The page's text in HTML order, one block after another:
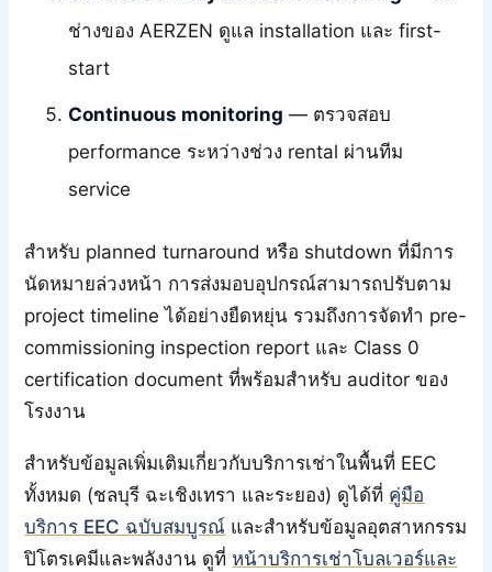
ช่างของ AERZEN ดูแล installation และ first-
start
Continuous monitoring — ตรวจสอบ
performance ระหว่างช่วง rental ผ่านทีม
service
สำหรับ planned turnaround หรือ shutdown ที่มีการ
นัดหมายล่วงหน้า การส่งมอบอุปกรณ์สามารถปรับตาม
project timeline ได้อย่างยืดหยุ่น รวมถึงการจัดทำ pre-
commissioning inspection report และ Class 0
certification document ที่พร้อมสำหรับ auditor ของ
โรงงาน
สำหรับข้อมูลเพิ่มเติมเกี่ยวกับบริการเช่าในพื้นที่ EEC
ทั้งหมด (ชลบุรี ฉะเชิงเทรา และระยอง) ดูได้ที่ คู่มือ
บริการ EEC ฉบับสมบูรณ์ และสำหรับข้อมูลอุตสาหกรรม
ปิโตรเคมีและพลังงาน ดูที่ หน้าบริการเช่าโบลเวอร์และ